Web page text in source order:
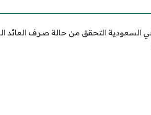
السعودية التحقق من حالة صرف العائد